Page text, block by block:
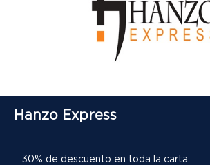
Hanzo Express
30% de descuento en toda la carta